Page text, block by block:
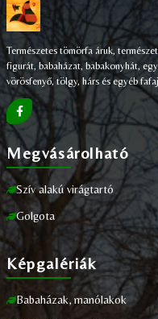
Természetes tömörfa áruk,
figurát, babaházat, babakonyhát,
vörösfenyő, tölgy, hárs és egyéb
Megvásárolható
Szív alakú virágtartó
Golgota
Képgalériák
Babaházak, manólakok